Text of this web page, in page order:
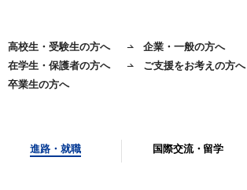
高校生・受験生の方へ
在学生・保護者の方へ
卒業生の方へ
企業・一般の方へ
ご支援をお考えの方へ
進路・就職 国際交流・留学